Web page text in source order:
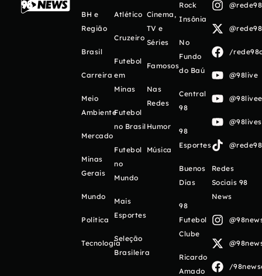
BH e
Região
Brasil
Carreira
Meio
Ambiente
Mercado
Minas
Gerais
Mundo
Política
Tecnologia
Atlético
Cruzeiro
Futebol
em
Minas
Futebol
no Brasil
Futebol
no
Mundo
Mais
Esportes
Seleção
Brasileira
Cinema,
TV e
Séries
Famosos
Nas
Redes
Humor
Música
Rock
Insônia
No
Fundo
do Baú
Central
98
98
Esportes
Buenos
Días
98
Futebol
Clube
Ricardo
Amado
/
@98live
Redes
Sociais 98
News
/